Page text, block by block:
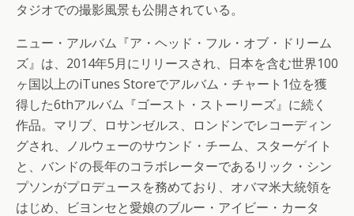
タジオでの撮影風景も公開されている。
ニュー・アルバム『ア・ヘッド・フル・オブ・ドリーム
ズ』は、2014年5月にリリースされ、日本を含む世界100
ヶ国以上のiTunes Storeでアルバム・チャート1位を獲
得した6thアルバム『ゴースト・ストーリーズ』に続く
作品。マリブ、ロサンゼルス、ロンドンでレコーディン
グされ、ノルウェーのサウンド・チーム、スターゲイト
と、バンドの長年のコラボレーターであるリック・シン
プソンがプロデュースを務めており、オバマ米大統領を
はじめ、ビヨンセと愛娘のブルー・アイビー・カータ